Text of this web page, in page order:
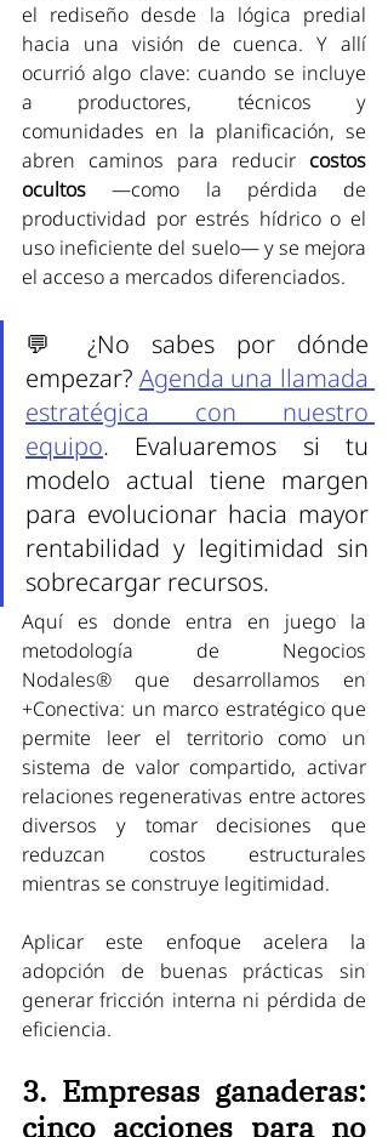
el rediseño desde la lógica predial
hacia una visión de cuenca. Y allí
ocurrió algo clave: cuando se incluye
a productores, técnicos y
comunidades en la planificación, se
abren caminos para reducir costos
ocultos —como la pérdida de
productividad por estrés hídrico o el
uso ineficiente del suelo— y se mejora
el acceso a mercados diferenciados.
💬 ¿No sabes por dónde
empezar? Agenda una llamada
estratégica con nuestro
equipo. Evaluaremos si tu
modelo actual tiene margen
para evolucionar hacia mayor
rentabilidad y legitimidad sin
sobrecargar recursos.
Aquí es donde entra en juego la
metodología de Negocios
Nodales® que desarrollamos en
+Conectiva: un marco estratégico que
permite leer el territorio como un
sistema de valor compartido, activar
relaciones regenerativas entre actores
diversos y tomar decisiones que
reduzcan costos estructurales
mientras se construye legitimidad.
Aplicar este enfoque acelera la
adopción de buenas prácticas sin
generar fricción interna ni pérdida de
eficiencia.
3. Empresas ganaderas:
cinco acciones para no